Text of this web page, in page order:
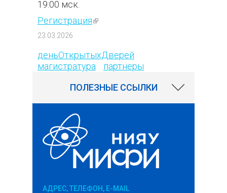
19:00 мск.
Регистрация(внешняя ссылка)
23.03.2026
деньОткрытыхДверей
магистратура
партнеры
ПОЛЕЗНЫЕ ССЫЛКИ
АДРЕС, ТЕЛЕФОН, E-MAIL